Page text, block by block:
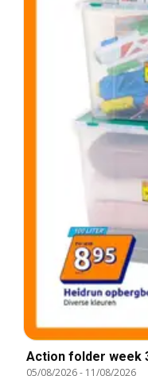
Action folder week
05/08/2026- 11/08/2026